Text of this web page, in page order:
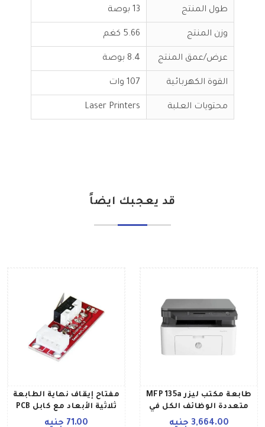
طول المنتج 13 بوصة
وزن المنتج 5.66 كغم
عرض/عمق المنتج 8.4 بوصة
القوة الكهربائية 107 وات
محتويات العلبة Laser Printers
قد يعجبك ايضاً
طابعة مكتب ليزر MFP 135a
متعددة الوظائف الكل في
واحد بخصائص الطباعة
3,664.00 جنيه
مفتاح إيقاف نهاية الطابعة
ثلاثية الأبعاد مع كابل PCB
ومفتاح ميكانيكي للحد من
71.00 جنيه